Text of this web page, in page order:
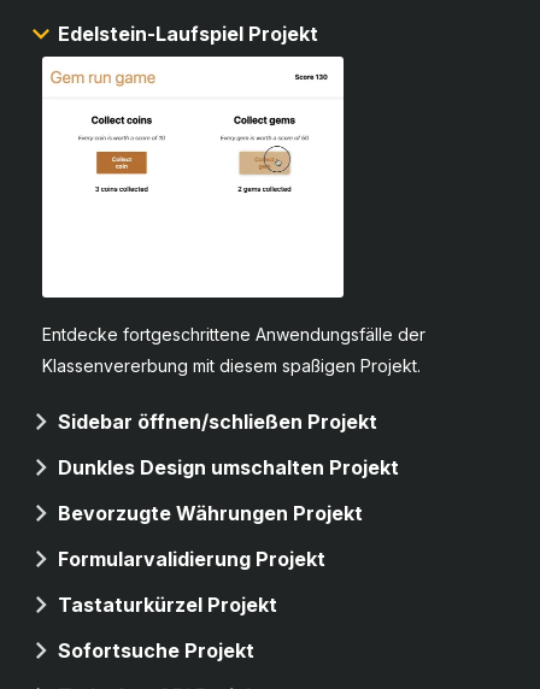
Edelstein-Laufspiel Projekt
Entdecke fortgeschrittene Anwendungsfälle der
Klassenvererbung mit diesem spaßigen Projekt.
Sidebar öffnen/schließen Projekt
Dunkles Design umschalten Projekt
Bevorzugte Währungen Projekt
Formularvalidierung Projekt
Tastaturkürzel Projekt
Sofortsuche Projekt